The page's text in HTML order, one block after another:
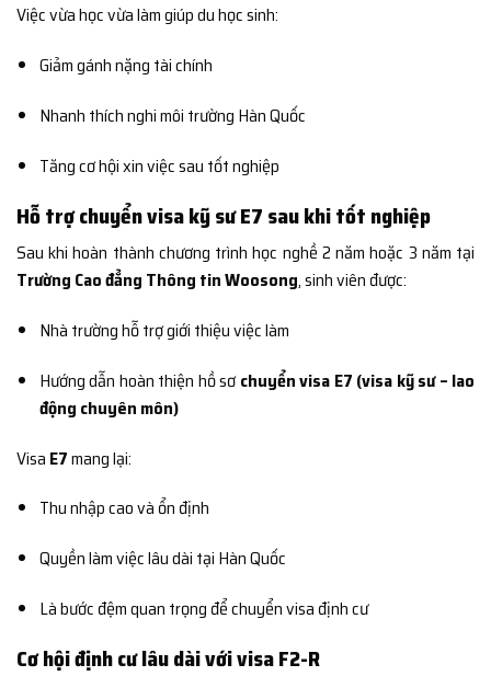
Việc vừa học vừa làm giúp du học sinh:
Giảm gánh nặng tài chính
Nhanh thích nghi môi trường Hàn Quốc
Tăng cơ hội xin việc sau tốt nghiệp
Hỗ trợ chuyển visa kỹ sư E7 sau khi tốt nghiệp
Sau khi hoàn thành chương trình học nghề 2 năm hoặc 3 năm tại
Trường Cao đẳng Thông tin Woosong, sinh viên được:
Nhà trường hỗ trợ giới thiệu việc làm
Hướng dẫn hoàn thiện hồ sơchuyển visa E7 (visa kỹ sư – lao
động chuyên môn)
Visa E7mang lại:
Thu nhập cao và ổn định
Quyền làm việc lâu dài tại Hàn Quốc
Là bước đệm quan trọng để chuyển visa định cư
Cơ hội định cư lâu dài với visa F2-R